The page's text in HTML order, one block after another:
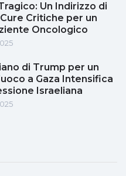
Un Indirizzo di
Critiche per un
Oncologico
di Trump per un
a Gaza Intensifica
Israeliana